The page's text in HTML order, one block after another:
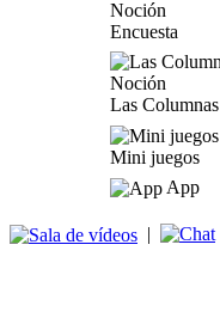
Encuesta
Las Columnas
Mini juegos
App
|